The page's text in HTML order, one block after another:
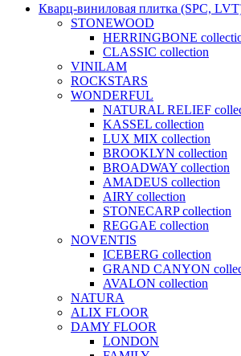
Кварц-виниловая плитка (SPC,
STONEWOOD
HERRINGBONE
CLASSIC collection
VINILAM
ROCKSTARS
WONDERFUL
NATURAL RELIEF
KASSEL collection
LUX MIX collection
BROOKLYN collection
BROADWAY collection
AMADEUS collection
AIRY collection
STONECARP collection
REGGAE collection
NOVENTIS
ICEBERG collection
GRAND CANYON
AVALON collection
NATURA
ALIX FLOOR
DAMY FLOOR
LONDON